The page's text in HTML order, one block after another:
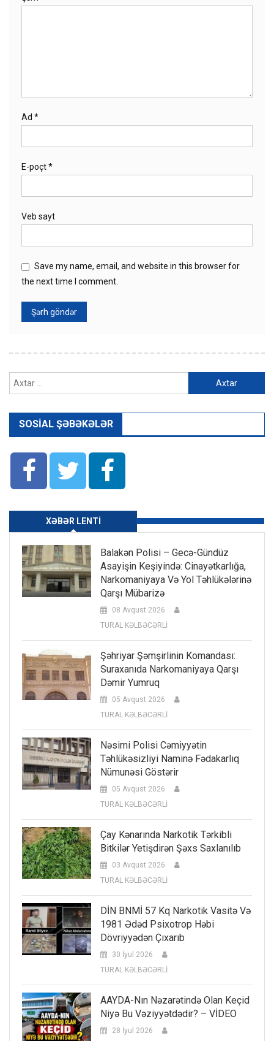
Ad *
E-poçt*
Veb sayt
Save my name, email, and website in this browser for
the next time I comment.
SOSIAL ŞƏBƏKƏLƏR
XƏBƏR LENTI
Balakən Polisi – Gecə-Gündüz
Asayişin Keşiyində: Cinayətkarlığa,
Narkomaniyaya Və Yol Təhlükələrinə
Qarşı Mübarizə
08 Avqust 2026
TURAL KƏLBƏCƏRLİ
Şəhriyar Şəmşirlinin Komandası:
Suraxanıda Narkomaniyaya Qarşı
Dəmir Yumruq
05 Avqust 2026
TURAL KƏLBƏCƏRLİ
Nəsimi Polisi Cəmiyyətin
Təhlükəsizliyi Naminə Fədakarlıq
Nümunəsi Göstərir
05 Avqust 2026
TURAL KƏLBƏCƏRLİ
Çay Kənarında Narkotik Tərkibli
Bitkilər Yetişdirən Şəxs Saxlanılıb
03 Avqust 2026
TURAL KƏLBƏCƏRLİ
DİN BNMİ 57 Kq Narkotik Vasitə Və
1981 Ədəd Psixotrop Həbi
Dövriyyədən Çıxarıb
30 İyul 2026
TURAL KƏLBƏCƏRLİ
AAYDA-Nın Nəzarətində Olan Keçid
Niyə Bu Vəziyyətdədir? – VİDEO
28 İyul 2026